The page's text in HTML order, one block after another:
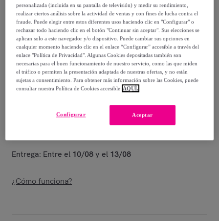
49,99 €
-64%
Vendido porD.Franklin
Entrega
Gratis desde 39,99 € de compra
Entrega: Entre el 10/08y el 13/08
¿Cómo funciona?
personalizada (incluida en su pantalla de televisión) y medir su rendimiento,
realizar ciertos análisis sobre la actividad de ventas y con fines de lucha contra el
fraude. Puede elegir entre estos diferentes usos haciendo clic en "Configurar" o
rechazar todo haciendo clic en el botón "Continuar sin aceptar". Sus elecciones se
aplican solo a este navegador y/o dispositivo. Puede cambiar sus opciones en
cualquier momento haciendo clic en el enlace “Configurar” accesible a través del
enlace "Política de Privacidad". Algunas Cookies depositadas también son
necesarias para el buen funcionamiento de nuestro servicio, como las que miden
el tráfico o permiten la presentación adaptada de nuestras ofertas, y no están
sujetas a consentimiento. Para obtener más información sobre las Cookies, puede
consultar nuestra Política de Cookies accesible AQUÍ.
Aceptar
Configurar